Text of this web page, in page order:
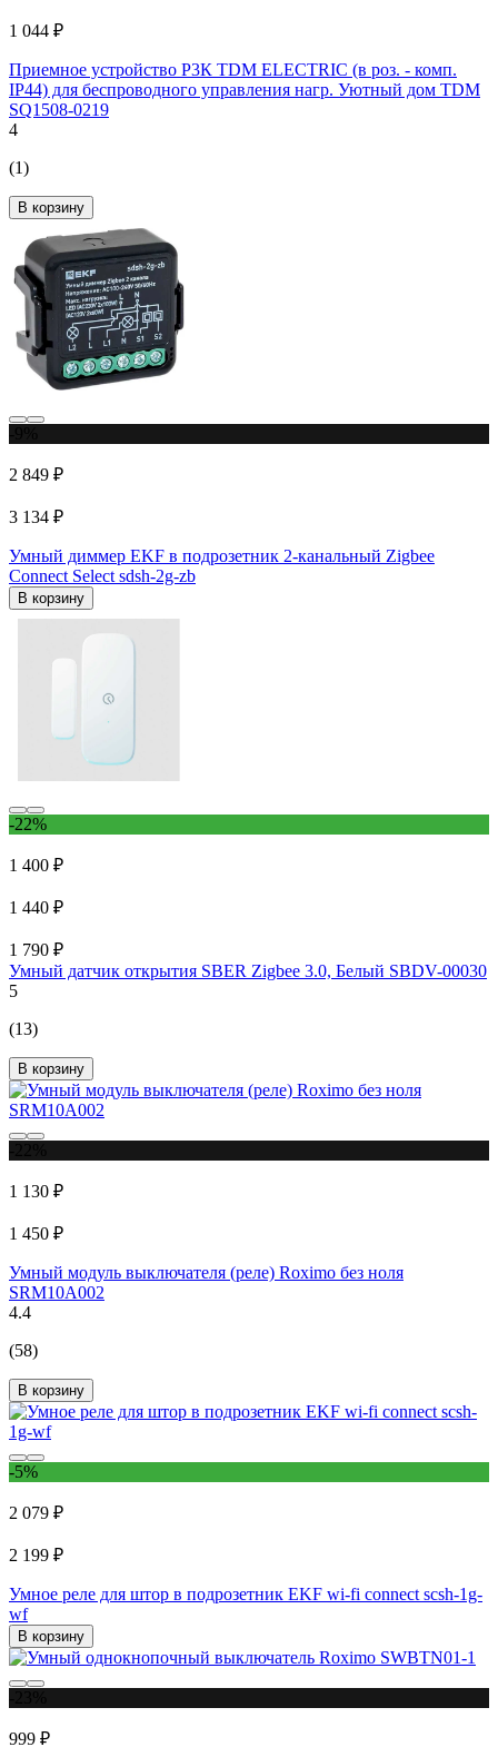
1 044 ₽
Приемное устройство Р3К TDM ELECTRIC (в роз. - комп.
IP44) для беспроводного управления нагр. Уютный дом TDM
SQ1508-0219
4
(1)
В корзину
2 849 ₽
3 134 ₽
Умный диммер EKF в подрозетник 2-канальный Zigbee
Connect Select sdsh-2g-zb
В корзину
-22%
1 400 ₽
1 440 ₽
1 790 ₽
Умный датчик открытия SBER Zigbee 3.0, Белый SBDV-00030
5
(13)
В корзину
1 130 ₽
1 450 ₽
Умный модуль выключателя (реле) Roximo без ноля
SRM10A002
4.4
(58)
В корзину
-5%
2 079 ₽
2 199 ₽
Умное реле для штор в подрозетник EKF wi-fi connect scsh-1g-
wf
В корзину
999 ₽